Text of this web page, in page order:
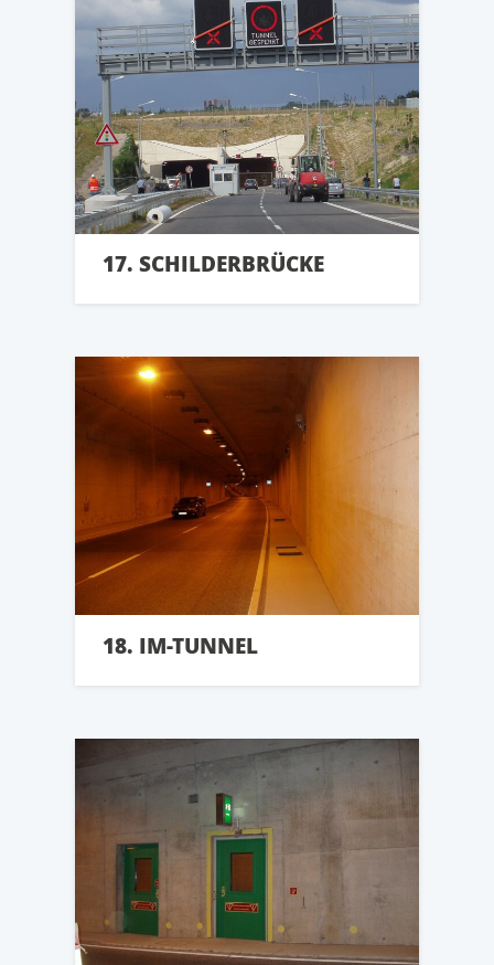
17. SCHILDERBRÜCKE
18. IM-TUNNEL